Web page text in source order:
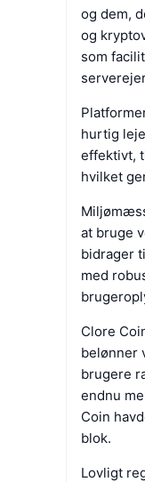
og dem,
og
som
hurtig
effektivt,
hvilket
at bruge
bidrager
med
Clore
belønner
brugere
endnu
Coin
blok.
Lovligt